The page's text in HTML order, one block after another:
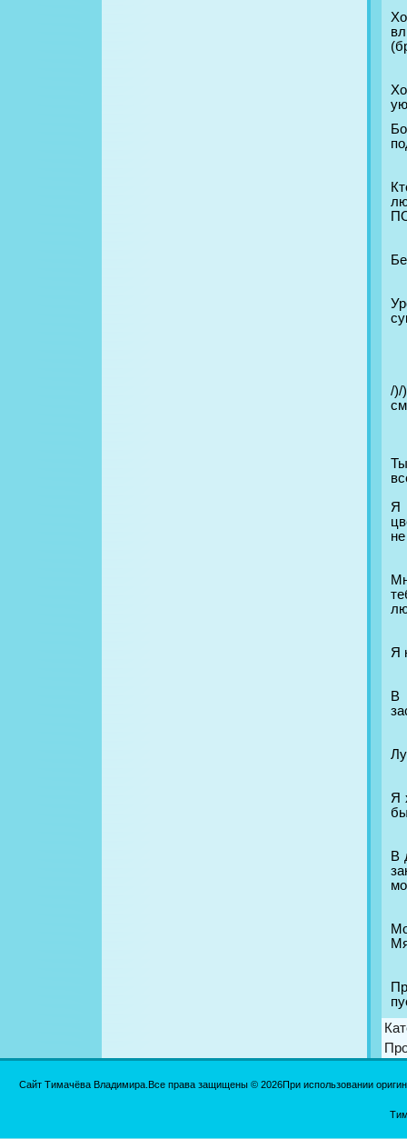
/)/
Я
Я
В
Я
В
Сайт Тимачёва Владимира.Все права защищены © 2026При использовании